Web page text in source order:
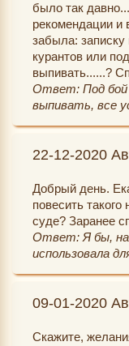
было так
рекомендации и
забыла:
курантов или
выпивать......?
Ответ: Под бой
выпивать, все
22-12-2020
Добрый день.
повесить
суде? Заранее
Ответ: Я бы,
использовала
09-01-2020
Скажите,